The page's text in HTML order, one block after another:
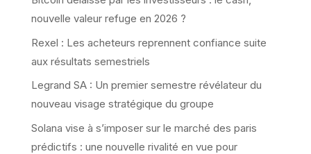
nouvelle valeur refuge en 2026 ?
Rexel : Les acheteurs reprennent confiance suite
aux résultats semestriels
Legrand SA : Un premier semestre révélateur du
nouveau visage stratégique du groupe
Solana vise à s’imposer sur le marché des paris
prédictifs : une nouvelle rivalité en vue pour